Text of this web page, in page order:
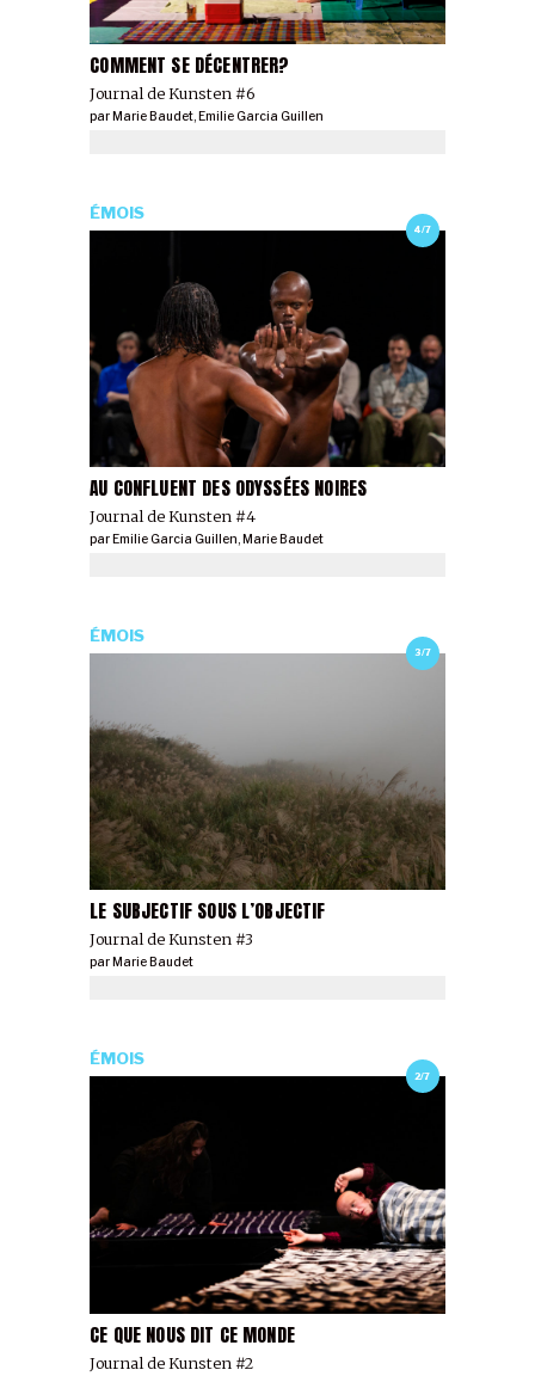
COMMENT SE DÉCENTRER?
Journal de Kunsten #6
parMarie Baudet ,Emilie Garcia Guillen
4/7
AU CONFLUENT DES ODYSSÉES NOIRES
Journal de Kunsten #4
ÉMOIS
parEmilie Garcia Guillen,Marie Baudet
3/7
LE SUBJECTIF SOUS L’OBJECTIF
Journal de Kunsten #3
ÉMOIS
par Marie Baudet
2/7
CE QUE NOUS DIT CE MONDE
Journal de Kunsten #2
ÉMOIS